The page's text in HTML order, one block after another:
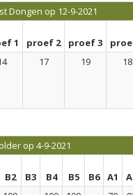
op 12-9-2021
1 proef 2 proef 3
17 19 18
op 4-9-2021
B2 B3 B4 B5 B6 A1